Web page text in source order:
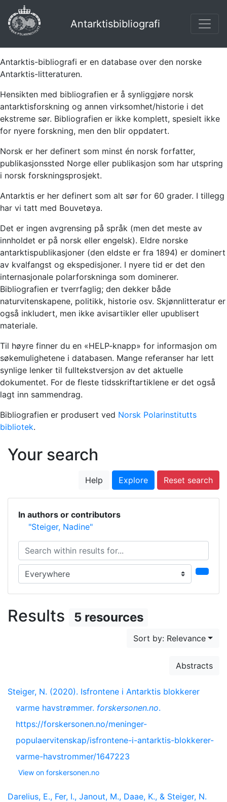
Antarktisbibliografi
Antarktis-bibliografi er en database over den norske
Antarktis-litteraturen.
Hensikten med bibliografien er å synliggjøre norsk
antarktisforskning og annen virksomhet/historie i det
ekstreme sør. Bibliografien er ikke komplett, spesielt ikke
for nyere forskning, men den blir oppdatert.
Norsk er her definert som minst én norsk forfatter,
publikasjonssted Norge eller publikasjon som har utspring
i norsk forskningsprosjekt.
Antarktis er her definert som alt sør for 60 grader. I tillegg
har vi tatt med Bouvetøya.
Det er ingen avgrensing på språk (men det meste av
innholdet er på norsk eller engelsk). Eldre norske
antarktispublikasjoner (den eldste er fra 1894) er dominert
av kvalfangst og ekspedisjoner. I nyere tid er det den
internasjonale polarforskninga som dominerer.
Bibliografien er tverrfaglig; den dekker både
naturvitenskapene, politikk, historie osv. Skjønnlitteratur er
også inkludert, men ikke avisartikler eller upublisert
materiale.
Til høyre finner du en «HELP-knapp» for informasjon om
søkemulighetene i databasen. Mange referanser har lett
synlige lenker til fulltekstversjon av det aktuelle
dokumentet. For de fleste tidsskriftartiklene er det også
lagt inn sammendrag.
Bibliografien er produsert ved Norsk Polarinstitutts
bibliotek.
Your search
Help Explore Reset search
In authors or contributors
"Steiger, Nadine"
Search within results for...
Search in...
Results 5 resources
Sort by: Relevance
Abstracts
Steiger, N. (2020). Isfrontene i Antarktis blokkerer
varme havstrømmer. forskersonen.no.
https://forskersonen.no/meninger-
populaervitenskap/isfrontene-i-antarktis-blokkerer-
varme-havstrommer/1647223
View on forskersonen.no
Darelius, E., Fer, I., Janout, M., Daae, K., & Steiger, N.